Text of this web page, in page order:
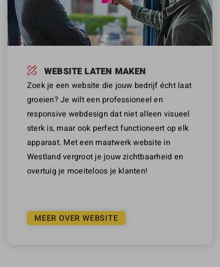
WEBSITE LATEN MAKEN
Zoek je een website die jouw bedrijf écht laat
groeien? Je wilt een professioneel en
responsive webdesign dat niet alleen visueel
sterk is, maar ook perfect functioneert op elk
apparaat. Met een maatwerk website in
Westland vergroot je jouw zichtbaarheid en
overtuig je moeiteloos je klanten!
MEER OVER WEBSITE